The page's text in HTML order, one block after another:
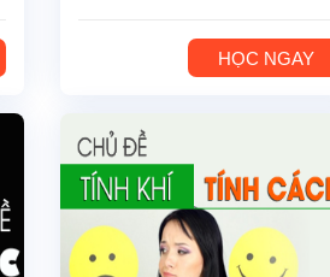
HỌC NGAY